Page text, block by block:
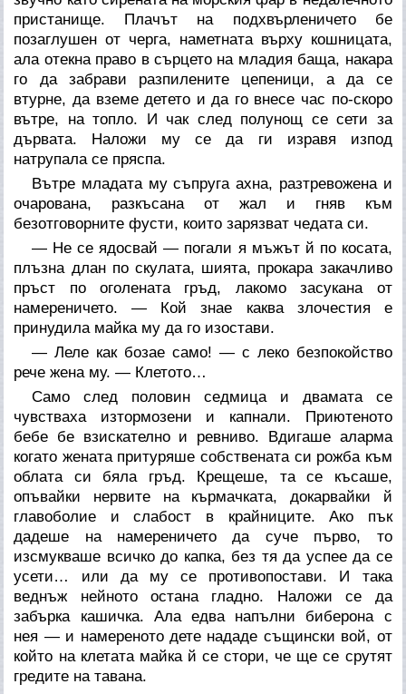
пристанище. Плачът на подхвърленичето бе
позаглушен от черга, наметната върху кошницата,
ала отекна право в сърцето на младия баща, накара
го да забрави разпилените цепеници, а да се
втурне, да вземе детето и да го внесе час по-скоро
вътре, на топло. И чак след полунощ се сети за
дървата. Наложи му се да ги изравя изпод
натрупала се пряспа.
Вътре младата му съпруга ахна, разтревожена и
очарована, разкъсана от жал и гняв към
безотговорните фусти, които зарязват чедата си.
— Не се ядосвай — погали я мъжът й по косата,
плъзна длан по скулата, шията, прокара закачливо
пръст по оголената гръд, лакомо засукана от
намереничето. — Кой знае каква злочестия е
принудила майка му да го изостави.
— Леле как бозае само! — с леко безпокойство
рече жена му. — Клетото…
Само след половин седмица и двамата се
чувстваха изтормозени и капнали. Приютеното
бебе бе взискателно и ревниво. Вдигаше аларма
когато жената притуряше собствената си рожба към
облата си бяла гръд. Крещеше, та се късаше,
опъвайки нервите на кърмачката, докарвайки й
главоболие и слабост в крайниците. Ако пък
дадеше на намереничето да суче първо, то
изсмукваше всичко до капка, без тя да успее да се
усети… или да му се противопостави. И така
веднъж нейното остана гладно. Наложи се да
забърка кашичка. Ала едва напълни биберона с
нея — и намереното дете нададе същински вой, от
който на клетата майка й се стори, че ще се срутят
гредите на тавана.